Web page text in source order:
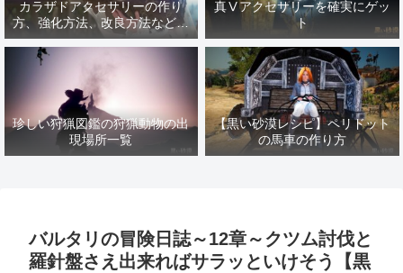
カラザドアクセサリーの作り
方、強化方法、改良方法などま
とめ【黒い砂漠冒険日誌１４１
真Ⅴアクセサリーを確実にゲッ
ト
珍しい狩猟図鑑の狩猟動物の出
現場所一覧
【黒い砂漠レシピ】ペリドット
の馬車の作り方
バルタリの冒険日誌～12章～クツム討伐と
羅針盤さえ出来ればサラッといけそう【黒